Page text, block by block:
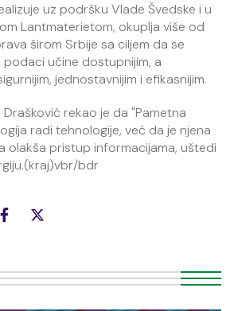
uz podršku Vlade Švedske i u
Lantmaterietom, okuplja više od
širom Srbije sa ciljem da se
učine dostupnijim, a
jednostavnijim i efikasnijim.
rekao je da "Pametna
radi tehnologije, već da je njena
olakša pristup informacijama, uštedi
bdr